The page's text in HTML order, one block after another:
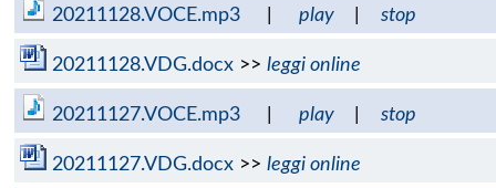
20211128.VOCE.mp3 play stop
20211128.VDG.docx >> leggi online
20211127.VOCE.mp3 play stop
20211127.VDG.docx >> leggi online